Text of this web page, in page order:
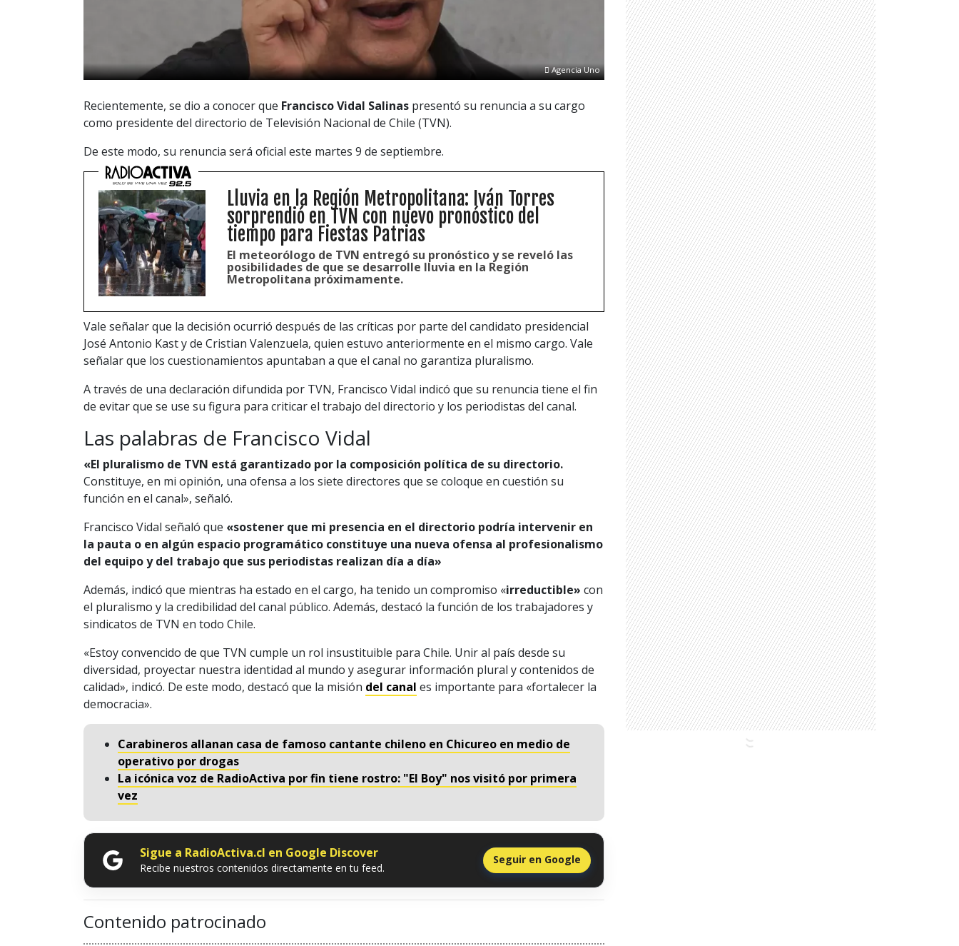
Agencia Uno
Recientemente, se dio a conocer que Francisco Vidal Salinas presentó su renuncia a su cargo
como presidente del directorio de Televisión Nacional de Chile (TVN).
De este modo, su renuncia será oficial este martes 9 de septiembre.
Lluvia en la Región Metropolitana: Iván Torres
sorprendió en TVN con nuevo pronóstico del
tiempo para Fiestas Patrias
El meteorólogo de TVN entregó su pronóstico y se reveló las
posibilidades de que se desarrolle lluvia en la Región
Metropolitana próximamente.
Vale señalar que la decisión ocurrió después de las críticas por parte del candidato presidencial
José Antonio Kast y de Cristian Valenzuela, quien estuvo anteriormente en el mismo cargo. Vale
señalar que los cuestionamientos apuntaban a que el canal no garantiza pluralismo.
A través de una declaración difundida por TVN, Francisco Vidal indicó que su renuncia tiene el fin
de evitar que se use su figura para criticar el trabajo del directorio y los periodistas del canal.
Las palabras de Francisco Vidal
«El pluralismo de TVN está garantizado por la composición política de su directorio.
Constituye, en mi opinión, una ofensa a los siete directores que se coloque en cuestión su
función en el canal», señaló.
Francisco Vidal señaló que «sostener que mi presencia en el directorio podría intervenir en
la pauta o en algún espacio programático constituye una nueva ofensa al profesionalismo
del equipo y del trabajo que sus periodistas realizan día a día»
Además, indicó que mientras ha estado en el cargo, ha tenido un compromiso «irreductible» con
el pluralismo y la credibilidad del canal público. Además, destacó la función de los trabajadores y
sindicatos de TVN en todo Chile.
«Estoy convencido de que TVN cumple un rol insustituible para Chile. Unir al país desde su
diversidad, proyectar nuestra identidad al mundo y asegurar información plural y contenidos de
calidad», indicó. De este modo, destacó que la misión del canal es importante para «fortalecer la
democracia».
Carabineros allanan casa de famoso cantante chileno en Chicureo en medio de
operativo por drogas
La icónica voz de RadioActiva por fin tiene rostro: "El Boy" nos visitó por primera
vez
Sigue a RadioActiva.cl en Google Discover
Recibe nuestros contenidos directamente en tu feed.
Seguir en Google
Contenido patrocinado